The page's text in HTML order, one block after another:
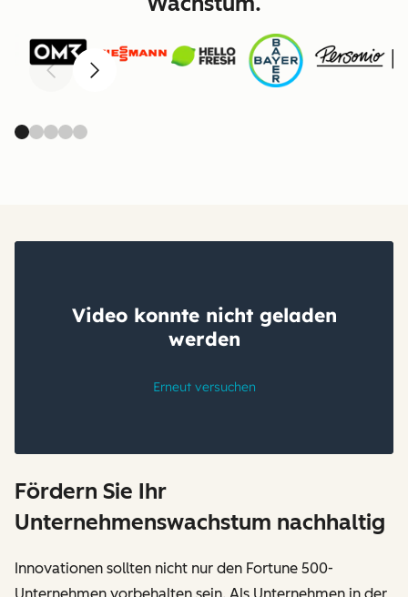
ZurückWeiter
Fördern Sie Ihr
Unternehmenswachstum nachhaltig
Innovationen sollten nicht nur den Fortune 500-